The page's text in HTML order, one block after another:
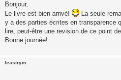
t
Bonjour,
Le livre est bien arrivé!
La seule
y a des parties écrites en transparence
lire, peut-être une revision de ce point
Bonne journée!
leastrym